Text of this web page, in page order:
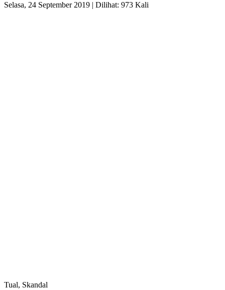
Selasa, 24 September 2019 | Dilihat: 973 Kali
Tual, Skandal